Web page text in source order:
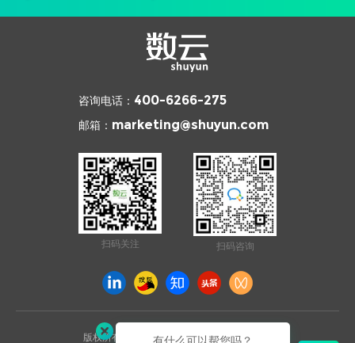
咨询电话： 400-6266-275
邮箱： marketing@shuyun.com
扫码关注 扫码咨询
版权所有 © 2026 杭州数云信息技术有限公司
有什么可以帮您吗？